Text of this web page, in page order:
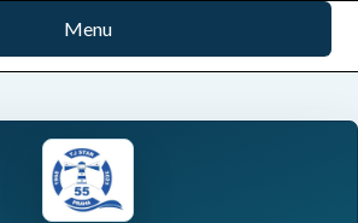
Menu